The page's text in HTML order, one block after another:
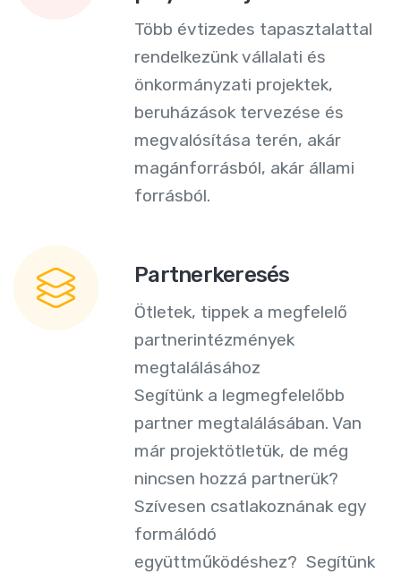
Több évtizedes tapasztalattal
rendelkezünk vállalati és
önkormányzati projektek,
beruházások tervezése és
megvalósítása terén, akár
magánforrásból, akár állami
forrásból.
Partnerkeresés
Ötletek, tippek a megfelelő
partnerintézmények
megtalálásához
Segítünk a legmegfelelőbb
partner megtalálásában. Van
már projektötletük, de még
nincsen hozzá partnerük?
Szívesen csatlakoznának egy
formálódó
együttműködéshez? Segítünk